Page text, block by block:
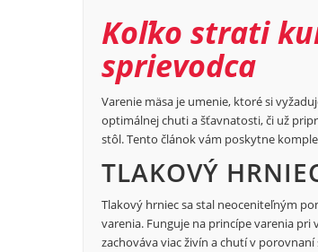
Koľko strati
sprievodca
Varenie mäsa je umenie, ktoré si
optimálnej chuti a šťavnatosti, či už
stôl. Tento článok vám poskytne
TLAKOVÝ
Tlakový hrniec sa stal neoceniteľným
varenia. Funguje na princípe varenia pri
zachováva viac živín a chutí v